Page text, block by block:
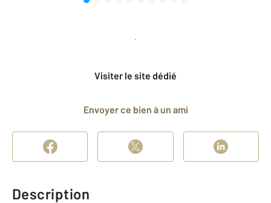
Visiter le site dédié
Envoyer ce bien à un ami
Description